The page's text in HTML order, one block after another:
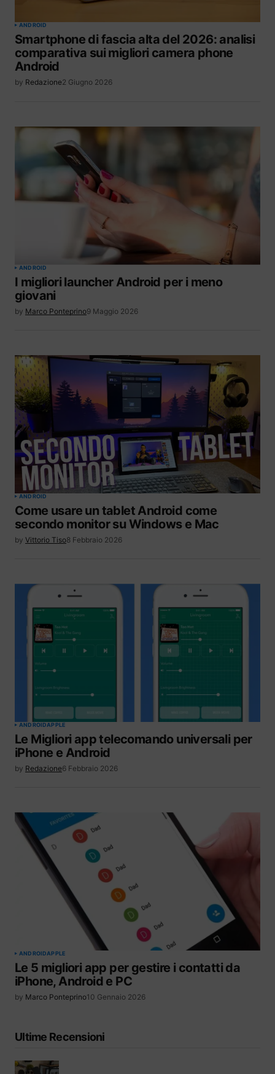
ANDROID
Smartphone di fascia alta del 2026: analisi
comparativa sui migliori camera phone
Android
by Redazione2 Giugno 2026
ANDROID
I migliori launcher Android per i meno
giovani
by Marco Ponteprino9 Maggio 2026
ANDROID
Come usare un tablet Android come
secondo monitor su Windows e Mac
by Vittorio Tiso8 Febbraio 2026
ANDROIDAPPLE
Le Migliori app telecomando universali per
iPhone e Android
by Redazione6 Febbraio 2026
ANDROIDAPPLE
Le 5 migliori app per gestire i contatti da
iPhone, Android e PC
by Marco Ponteprino10 Gennaio 2026
Ultime Recensioni